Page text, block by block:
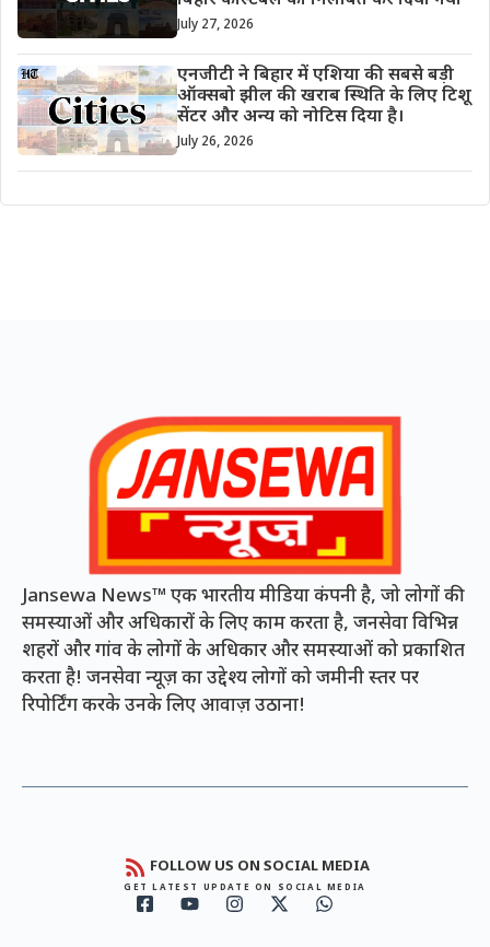
July 27, 2026
एनजीटी ने बिहार में एशिया की सबसे बड़ी
ऑक्सबो झील की खराब स्थिति के लिए टिशू
सेंटर और अन्य को नोटिस दिया है।
July 26, 2026
Jansewa News™ एक भारतीय मीडिया कंपनी है, जो लोगों की
समस्याओं और अधिकारों के लिए काम करता है, जनसेवा विभिन्न
शहरों और गांव के लोगों के अधिकार और समस्याओं को प्रकाशित
करता है! जनसेवा न्यूज़ का उद्देश्य लोगों को जमीनी स्तर पर
रिपोर्टिंग करके उनके लिए आवाज़ उठाना!
FOLLOW US ON SOCIAL MEDIA
GET LATEST UPDATE ON SOCIAL MEDIA